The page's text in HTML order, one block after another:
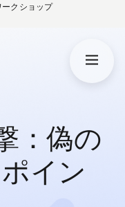
ークショップ
：偽の
イン